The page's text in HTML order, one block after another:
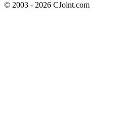
© 2003 - 2026 CJoint.com